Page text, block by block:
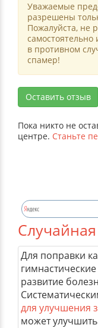
Уважаемые
разрешены
Пожалуйста, не
в противном
спамер!
Оставить отзыв
Пока никто не
центре. Станьте
Случайная
Для поправки
развитие
для улучшения
может